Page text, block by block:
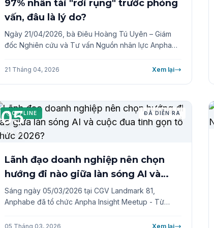
97% nhân tài "rơi rụng" trước phỏng
vấn, đâu là lý do?
Ngày 21/04/2026, bà Điêu Hoàng Tú Uyên – Giám
đốc Nghiên cứu và Tư vấn Nguồn nhân lực Anphabe
viên 2026: Xây dựng chiến lược EVP hấp dẫn". Sự
bài toán hóc búa về Định vị Thương hiệu Nhà tuyển
dụng (EVP) trong bối cảnh mới.
21 Tháng 04, 2026 Xem lại
OFFLINE ĐÃ DIỄN RA
05
THG 03
Lãnh đạo doanh nghiệp nên chọn
hướng đi nào giữa làn sóng AI và
cuộc đua tinh gọn tổ chức 2026?
Sáng ngày 05/03/2026 tại CGV Landmark 81,
Anphabe đã tổ chức Anpha Insight Meetup - Từ
Leader cùng cập nhật những xu hướng nhân sự mới
05 Tháng 03, 2026 Xem lại